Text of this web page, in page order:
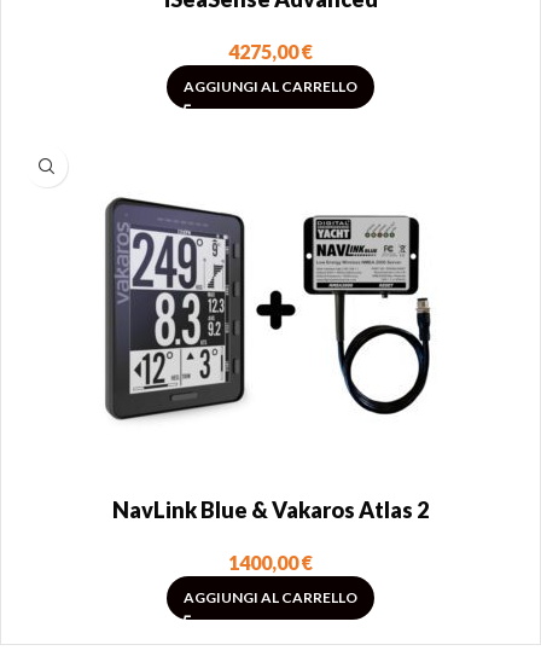
4275,00€
AGGIUNGI AL CARRELLO
NavLink Blue & Vakaros Atlas 2
1400,00€
AGGIUNGI AL CARRELLO